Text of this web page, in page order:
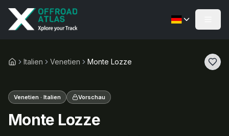
Italien Venetien Monte Lozze
Venetien · Italien Vorschau
Monte Lozze